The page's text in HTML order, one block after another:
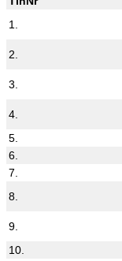
1.
2.
3.
4.
5.
6.
7.
8.
9.
10.